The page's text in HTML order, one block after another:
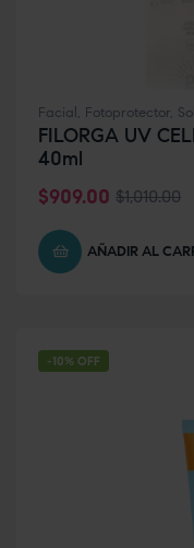
Facial , Fotoprotector,
FILORGA UV
40ml
$1,010.00
$909.00
AÑADIR AL
-10% OFF